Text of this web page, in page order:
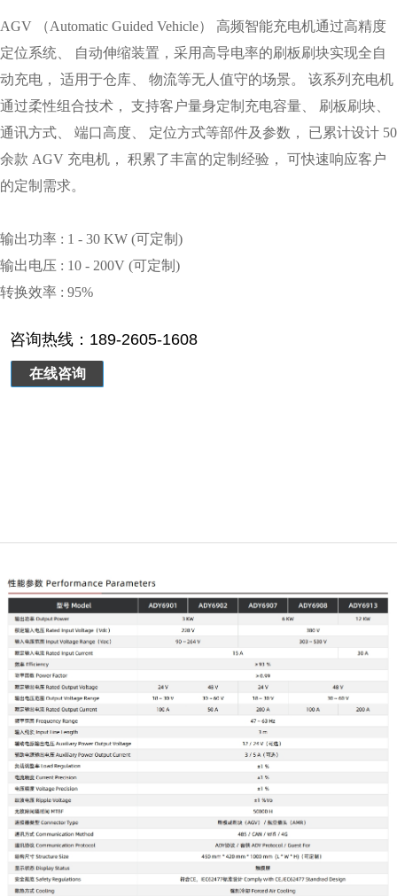
AGV （Automatic Guided Vehicle） 高频智能充电机通过高精度
定位系统、 自动伸缩装置，采用高导电率的刷板刷块实现全自
动充电， 适用于仓库、 物流等无人值守的场景。 该系列充电机
通过柔性组合技术， 支持客户量身定制充电容量、 刷板刷块、
通讯方式、 端口高度、 定位方式等部件及参数， 已累计设计 50
余款 AGV 充电机， 积累了丰富的定制经验， 可快速响应客户
的定制需求。
输出功率 : 1 - 30 KW (可定制)
输出电压 : 10 - 200V (可定制)
转换效率 : 95%
在线咨询
咨询热线：189-2605-1608